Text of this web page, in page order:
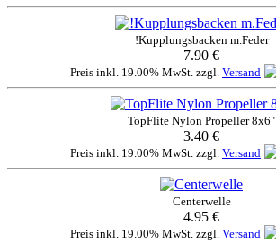
!Kupplungsbacken m.Feder
7.90 €
Preis inkl. 19.00% MwSt. zzgl. Versand
TopFlite Nylon Propeller 8x6"
3.40 €
Preis inkl. 19.00% MwSt. zzgl. Versand
Centerwelle
4.95 €
Preis inkl. 19.00% MwSt. zzgl. Versand